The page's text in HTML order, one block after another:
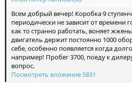
Всем добрый вечер! Коробка 9
периодически не зависит от времени
как то странно работать, воняет
двигатель держит постоянно 1000
себе, особенно появляется когда
например! Пробег 3700, поеду к
вопрос.
Посмотреть вложение 5831